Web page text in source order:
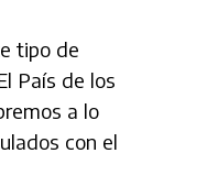
tipo de
País de los
a lo
con el